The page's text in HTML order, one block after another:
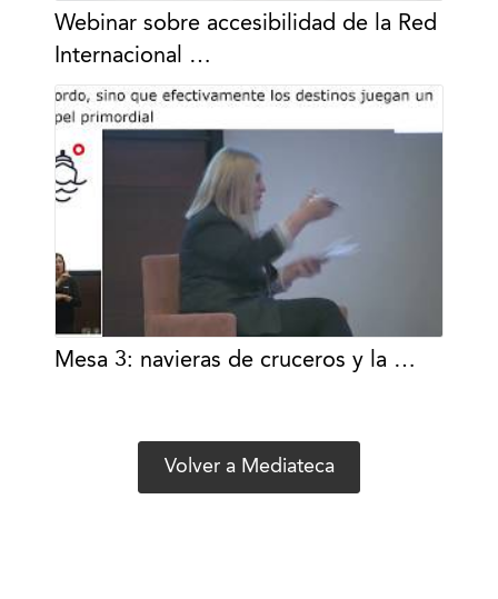
Webinar sobre accesibilidad de la Red
Internacional …
Mesa 3: navieras de cruceros y la …
Volver a Mediateca